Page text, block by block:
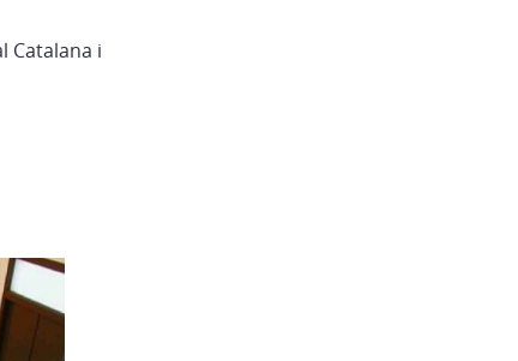
Catalana i